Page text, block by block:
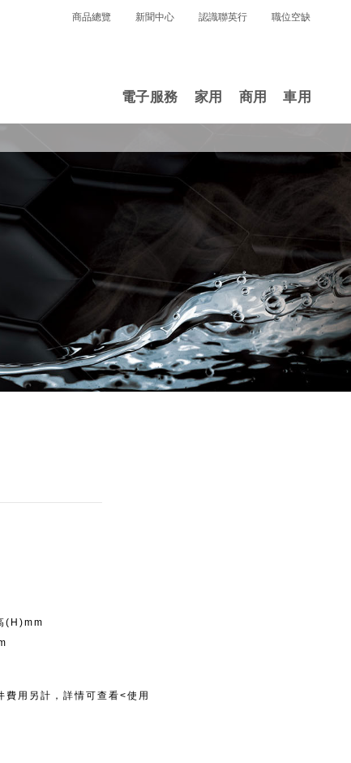
商品總覽 新聞中心 認識聯英行 職位空缺
電子服務 家用 商用 車用
(H)mm
用另計，詳情可查看<使用